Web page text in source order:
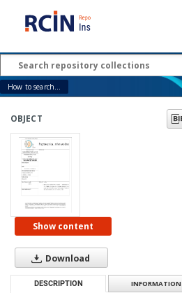
How to search...
OBJECT
Show content
Download
DESCRIPTION INFORMATION